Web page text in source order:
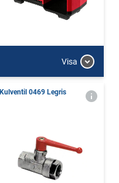
Visa
Kulventil 0469 Legris